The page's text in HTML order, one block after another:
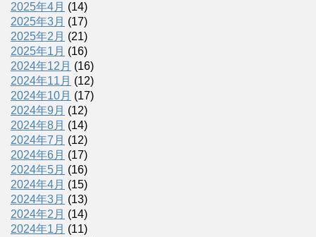
2025年4月 (14)
2025年3月 (17)
2025年2月 (21)
2025年1月 (16)
2024年12月 (16)
2024年11月 (12)
2024年10月 (17)
2024年9月 (12)
2024年8月 (14)
2024年7月 (12)
2024年6月 (17)
2024年5月 (16)
2024年4月 (15)
2024年3月 (13)
2024年2月 (14)
2024年1月 (11)